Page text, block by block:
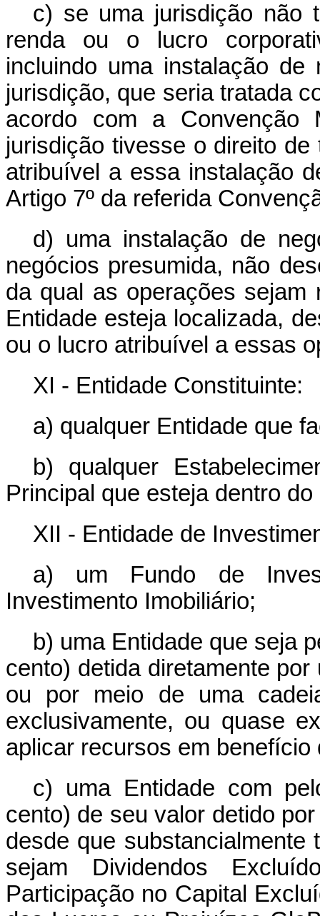
c) se uma jurisdição não
renda ou o lucro
incluindo uma instalação de
jurisdição, que seria tratada
acordo com a Convenção
jurisdição tivesse o direito
atribuível a essa instalação
Artigo 7º da referida
d) uma instalação de
negócios presumida, não
da qual as operações sejam
Entidade esteja localizada,
ou o lucro atribuível a essas
XI - Entidade Constituinte:
a) qualquer Entidade que
b) qualquer
Principal que esteja dentro do
XII - Entidade de
a) um Fundo de
Investimento Imobiliário;
b) uma Entidade que seja
cento) detida diretamente por
ou por meio de uma
exclusivamente, ou quase
aplicar recursos em
c) uma Entidade com
cento) de seu valor detido
desde que
sejam Dividendos
Participação no Capital